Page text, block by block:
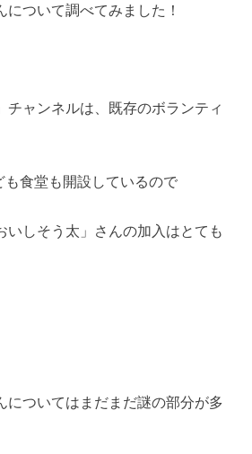
について調べてみました！
チャンネルは、既存のボランティ
食堂も開設しているので
いしそう太」さんの加入はとても
についてはまだまだ謎の部分が多